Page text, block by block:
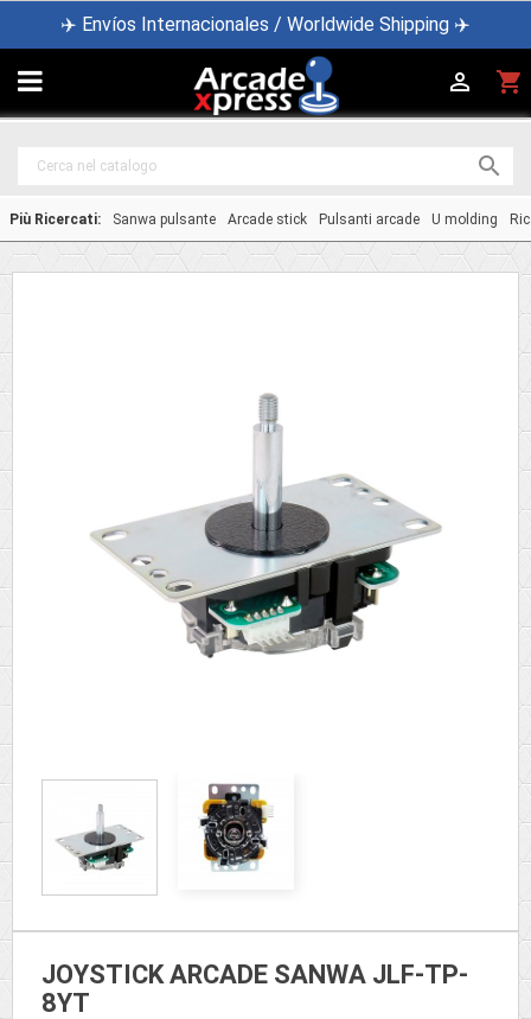
✈️ Envíos Internacionales / Worldwide Shipping ✈️
 shopping_cart


Più Ricercati: Sanwa pulsante Arcade stick Pulsanti arcade U molding
JOYSTICK ARCADE SANWA JLF-TP-
8YT